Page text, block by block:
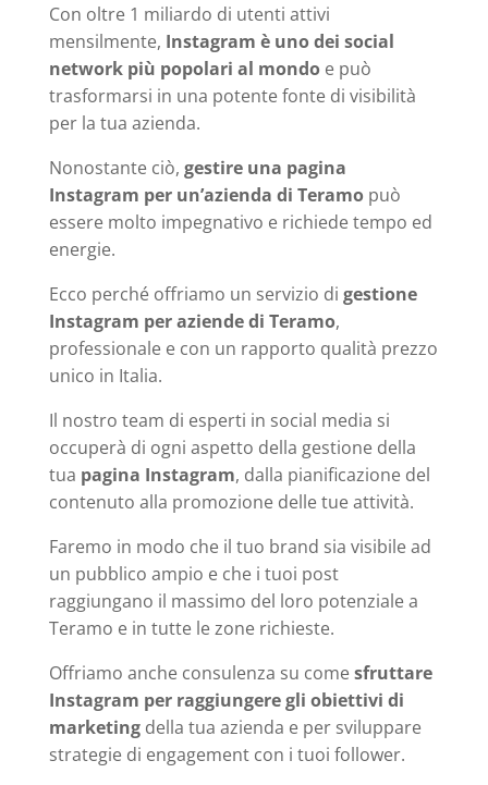
Con oltre 1 miliardo di utenti attivi
mensilmente, Instagram è uno dei social
network più popolari al mondoe può
trasformarsi in una potente fonte di visibilità
per la tua azienda.
Nonostante ciò, gestire una pagina
Instagram per un’azienda di Teramopuò
essere molto impegnativo e richiede tempo ed
energie.
Ecco perché offriamo un servizio di gestione
Instagram per aziende di Teramo,
professionale e con un rapporto qualità prezzo
unico in Italia.
Il nostro team di esperti in social media si
occuperà di ogni aspetto della gestione della
tua pagina Instagram, dalla pianificazione del
contenuto alla promozione delle tue attività.
Faremo in modo che il tuo brand sia visibile ad
un pubblico ampio e che i tuoi post
raggiungano il massimo del loro potenziale a
Teramo e in tutte le zone richieste.
Offriamo anche consulenza su comesfruttare
Instagram per raggiungere gli obiettivi di
marketingdella tua azienda e per sviluppare
strategie di engagement con i tuoi follower.